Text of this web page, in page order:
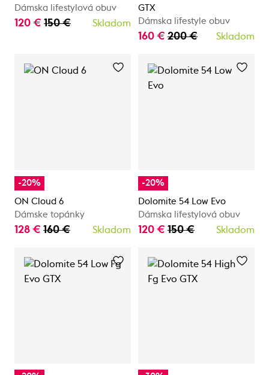
Dámska lifestylová obuv
120 € 150 € Skladom
GTX
Dámska lifestyle obuv
160 € 200 € Skladom
-20%
ON Cloud 6
Dámske topánky
128 € 160 € Skladom
-20%
Dolomite 54 Low Evo
Dámska lifestylová obuv
120 € 150 € Skladom